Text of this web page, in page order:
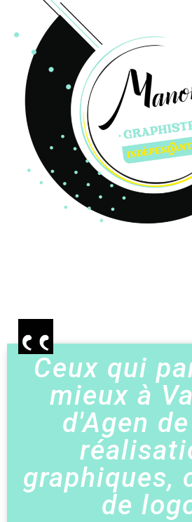
Ceux qui
mieux à
d'Agen
graphiques,
de